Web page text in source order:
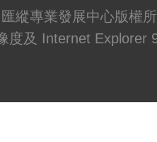
匯縱專業發展中心版權
度及 Internet Explorer